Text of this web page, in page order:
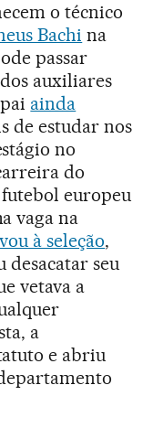
o técnico
Bachi na
passar
auxiliares
ainda
de estudar nos
no
do
europeu
vaga na
à seleção,
desacatar seu
vetava a
a
e abriu